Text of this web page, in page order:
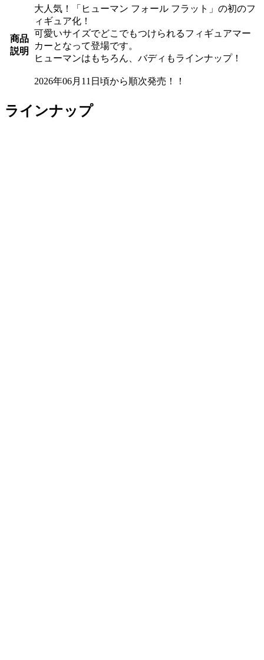
商品
説明
大人気！「ヒューマン フォール フラット」の初のフ
ィギュア化！
可愛いサイズでどこでもつけられるフィギュアマー
カーとなって登場です。
ヒューマンはもちろん、バディもラインナップ！
2026年06月11日頃から順次発売！！
ラインナップ